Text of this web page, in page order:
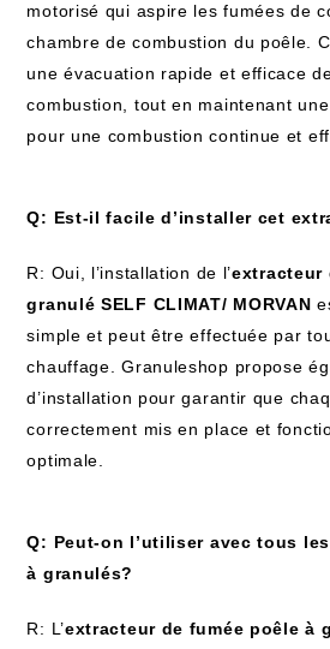
motorisé qui aspire les fumées de
chambre de combustion du poêle.
une évacuation rapide et efficace
combustion, tout en maintenant
pour une combustion continue et
Q: Est-il facile d’installer cet
R: Oui, l’installation de l’extracteur
granulé SELF CLIMAT/ MORVAN
simple et peut être effectuée par
chauffage. Granuleshop propose
d’installation pour garantir que
correctement mis en place et
optimale.
Q: Peut-on l’utiliser avec tous
à granulés?
R: L’extracteur de fumée poêle à